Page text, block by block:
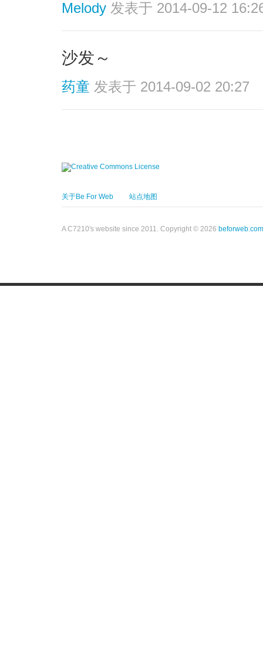
Melody 发表于 2014-09-12
沙发～
药童 发表于 2014-09-02 20:27
关于Be For Web 站点地图
A C7210's website since 2011. Copyright © 2026 beforweb.com